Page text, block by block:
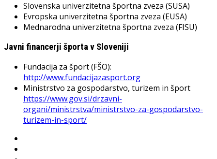
Slovenska univerzitetna športna zveza (SUSA)
Evropska univerzitetna športna zveza (EUSA)
Mednarodna univerzitetna športna zveza (FISU)
Javni financerji športa v Sloveniji
Fundacija za šport (FŠO):
http://www.fundacijazasport.org
Ministrstvo za gospodarstvo, turizem in šport
https://www.gov.si/drzavni-
organi/ministrstva/ministrstvo-za-gospodarstvo-
turizem-in-sport/